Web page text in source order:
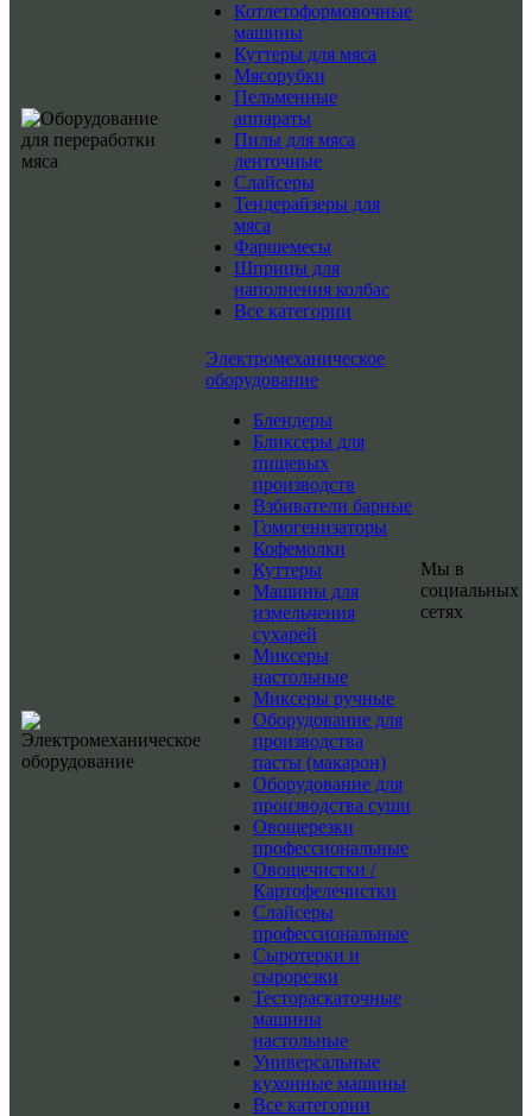
Котлетоформовочные
машины
Куттеры для мяса
Мясорубки
Пельменные
аппараты
Пилы для мяса
ленточные
Слайсеры
Тендерайзеры для
мяса
Фаршемесы
Шприцы для
наполнения колбас
Все категории
Электромеханическое
оборудование
Блендеры
Бликсеры для
пищевых
производств
Взбиватели барные
Гомогенизаторы
Кофемолки
Куттеры
Машины для
измельчения
сухарей
Миксеры
настольные
Миксеры ручные
Оборудование для
производства
пасты (макарон)
Оборудование для
производства суши
Овощерезки
профессиональные
Овощечистки /
Картофелечистки
Слайсеры
профессиональные
Сыротерки и
сырорезки
Тестораскаточные
машины
настольные
Универсальные
кухонные машины
Все категории
Мы в
социальных
сетях